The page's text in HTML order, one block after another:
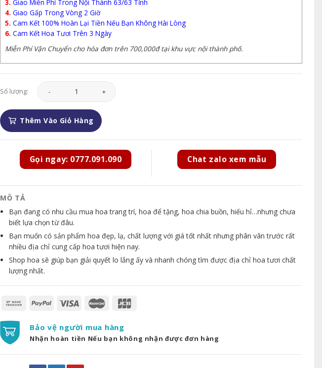
3. Giao Miễn Phí Trong Nội Thành 63/63 Tỉnh
4. Giao Gấp Trong Vòng 2 Giờ
5. Cam Kết 100% Hoàn Lại Tiền Nếu Bạn Không Hài Lòng
6. Cam Kết Hoa Tươi Trên 3 Ngày
Miễn Phí Vận Chuyển cho hóa đơn trên 700,000đ tại khu vực nội thành phố.
Số lượng:
Hoa Tình Yêu - HTY210 số lượng
Thêm Vào Giỏ Hàng
Gọi ngay: 0777.091.090 Chat zalo xem mẫu
MÔ TẢ
Bạn đang có nhu cầu mua hoa trang trí, hoa để tặng, hoa chia buồn, hiếu hỉ…nhưng chưa
biết lựa chọn từ đâu.
Bạn muốn có sản phẩm hoa đẹp, lạ, chất lượng với giá tốt nhất nhưng phân vân trước rất
nhiều địa chỉ cung cấp hoa tươi hiện nay.
Shop hoa sẽ giúp bạn giải quyết lo lắng ấy và nhanh chóng tìm được địa chỉ hoa tươi chất
lượng nhất.
Bảo vệ người mua hàng
Nhận hoàn tiền Nếu bạn không nhận được đơn hàng